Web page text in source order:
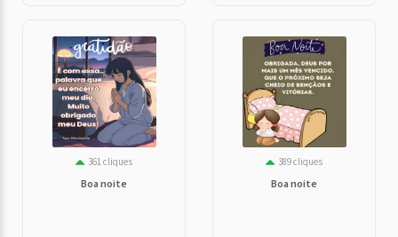
361 cliques
Boa noite
389 cliques
Boa noite